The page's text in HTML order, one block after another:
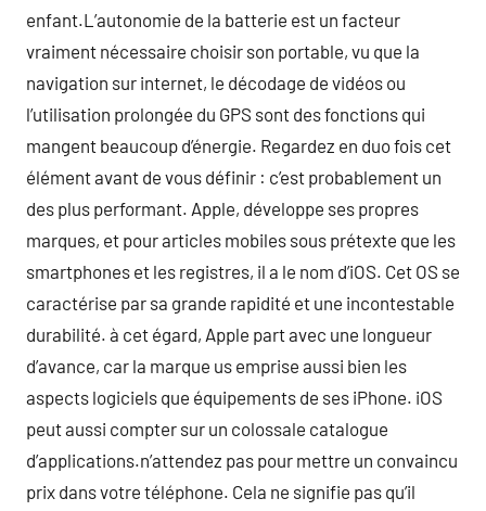
enfant.L’autonomie de la batterie est un facteur
vraiment nécessaire choisir son portable, vu que la
navigation sur internet, le décodage de vidéos ou
l’utilisation prolongée du GPS sont des fonctions qui
mangent beaucoup d’énergie. Regardez en duo fois cet
élément avant de vous définir : c’est probablement un
des plus performant. Apple, développe ses propres
marques, et pour articles mobiles sous prétexte que les
smartphones et les registres, il a le nom d’iOS. Cet OS se
caractérise par sa grande rapidité et une incontestable
durabilité. à cet égard, Apple part avec une longueur
d’avance, car la marque us emprise aussi bien les
aspects logiciels que équipements de ses iPhone. iOS
peut aussi compter sur un colossale catalogue
d’applications.n’attendez pas pour mettre un convaincu
prix dans votre téléphone. Cela ne signifie pas qu’il